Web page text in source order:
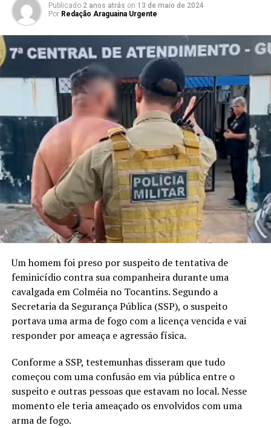
Publicado 2 anos atrás on 13 de maio de 2024
Por Redação Araguaina Urgente
Um homem foi preso por suspeito de tentativa de
feminicídio contra sua companheira durante uma
cavalgada em Colméia no Tocantins. Segundo a
Secretaria da Segurança Pública (SSP), o suspeito
portava uma arma de fogo com a licença vencida e vai
responder por ameaça e agressão física.
Conforme a SSP, testemunhas disseram que tudo
começou com uma confusão em via pública entre o
suspeito e outras pessoas que estavam no local. Nesse
momento ele teria ameaçado os envolvidos com uma
arma de fogo.